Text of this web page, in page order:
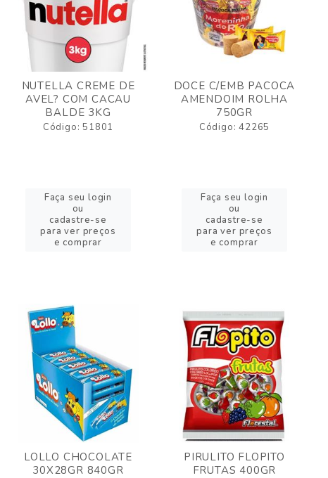
NUTELLA CREME DE
AVEL? COM CACAU
BALDE 3KG
Código: 51801
Faça seu login
ou
cadastre-se
para ver preços
e comprar
DOCE C/EMB PACOCA
AMENDOIM ROLHA
750GR
Código: 42265
Faça seu login
ou
cadastre-se
para ver preços
e comprar
LOLLO CHOCOLATE
30X28GR 840GR
PIRULITO FLOPITO
FRUTAS 400GR